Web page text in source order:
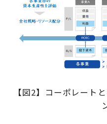
【図2】コーポレート